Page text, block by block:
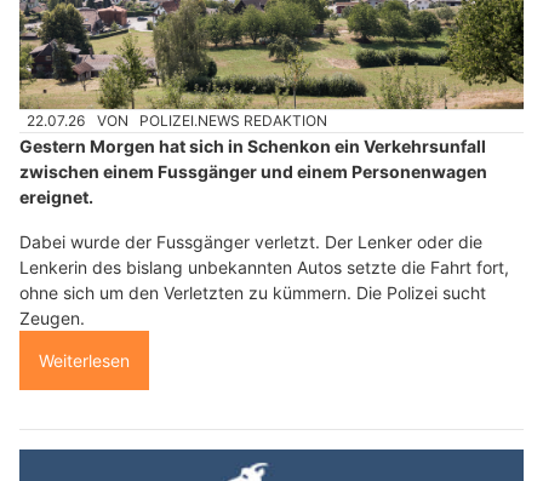
22.07.26 VON POLIZEI.NEWS REDAKTION
Gestern Morgen hat sich in Schenkon ein Verkehrsunfall
zwischen einem Fussgänger und einem Personenwagen
ereignet.
Dabei wurde der Fussgänger verletzt. Der Lenker oder die
Lenkerin des bislang unbekannten Autos setzte die Fahrt fort,
ohne sich um den Verletzten zu kümmern. Die Polizei sucht
Zeugen.
Weiterlesen